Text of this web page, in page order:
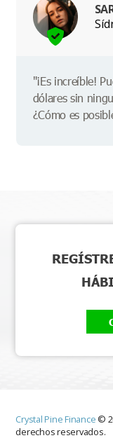
"¡Es increíble!
dólares sin
¿Cómo es
Crystal Pine Finance ©
derechos reservados.